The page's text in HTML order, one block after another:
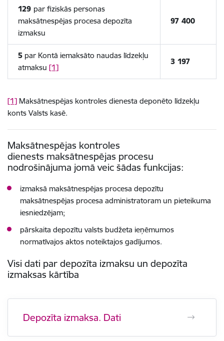
129 par fiziskās personas
maksātnespējas procesa depozīta
izmaksu
97 400
5 par Kontā iemaksāto naudas līdzekļu
atmaksu [1]
3 197
[1] Maksātnespējas kontroles dienesta deponēto līdzekļu
konts Valsts kasē.
Maksātnespējas kontroles
dienests maksātnespējas procesu
nodrošinājuma jomā veic šādas funkcijas:
izmaksā maksātnespējas procesa depozītu
maksātnespējas procesa administratoram un pieteikuma
iesniedzējam;
pārskaita depozītu valsts budžeta ieņēmumos
normatīvajos aktos noteiktajos gadījumos.
Visi dati par depozīta izmaksu un depozīta
izmaksas kārtība
Depozīta izmaksa. Dati